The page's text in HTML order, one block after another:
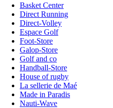
Basket Center
Direct Running
Direct-Volley
Espace Golf
Foot-Store
Galop-Store
Golf and co
Handball-Store
House of rugby
La sellerie de Maé
Made in Paradis
Nauti-Wave